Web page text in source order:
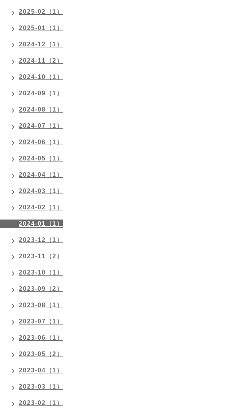
2025-02（1）
2025-01（1）
2024-12（1）
2024-11（2）
2024-10（1）
2024-09（1）
2024-08（1）
2024-07（1）
2024-06（1）
2024-05（1）
2024-04（1）
2024-03（1）
2024-02（1）
2024-01（1）
2023-12（1）
2023-11（2）
2023-10（1）
2023-09（2）
2023-08（1）
2023-07（1）
2023-06（1）
2023-05（2）
2023-04（1）
2023-03（1）
2023-02（1）